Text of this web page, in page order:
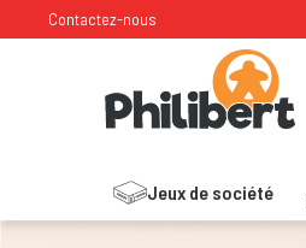
Contactez-nous
Jeux de société